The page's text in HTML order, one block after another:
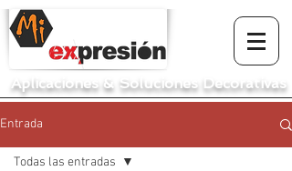
Aplicaciones & Soluciones Decorativas
Entrada
Todas las entradas